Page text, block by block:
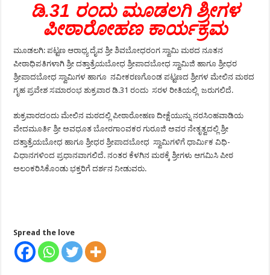
ಡಿ.31 ರಂದು ಮೂಡಲಗಿ ಶ್ರೀಗಳ
ಪೀಠಾರೋಹಣ ಕಾರ್ಯಕ್ರಮ
ಮೂಡಲಗಿ: ಪಟ್ಟಣ ಆರಾಧ್ಯ ದೈವ ಶ್ರೀ ಶಿವಬೋಧರಂಗ ಸ್ವಾಮಿ ಮಠದ ನೂತನ
ಪೀಠಾಧಿಪತಿಗಳಾಗಿ ಶ್ರೀ ದತ್ತಾತ್ರೆಯಬೋಧ ಶ್ರೀಪಾದಬೋಧ ಸ್ವಾಮಿಜಿ ಹಾಗೂ ಶ್ರೀಧರ
ಶ್ರೀಪಾದಬೋಧ ಸ್ವಾಮಿಗಳ ಹಾಗೂ ನವೀಕರಣಗೊಂಡ ಪಟ್ಟಣದ ಶ್ರೀಗಳ ಮೇಲಿನ ಮಠದ
ಗೃಹ ಪ್ರವೇಶ ಸಮಾರಂಭ ಶುಕ್ರವಾರ ಡಿ.31 ರಂದು ಸರಳ ರೀತಿಯಲ್ಲಿ ಜರುಗಲಿದೆ.
ಶುಕ್ರವಾರದಂದು ಮೇಲಿನ ಮಠದಲ್ಲಿ ಪೀಠಾರೋಹಣ ದೀಕ್ಷೆಯುನ್ನು ನರಸಿಂಹವಾಡಿಯ
ವೇದಮೂರ್ತಿ ಶ್ರೀ ಅವಧೂತ ಬೋರಗಾಂವಕರ ಗುರೂಜಿ ಅವರ ನೇತೃತ್ವದಲ್ಲಿ ಶ್ರೀ
ದತ್ತಾತ್ರೆಯಬೋಧ ಹಾಗೂ ಶ್ರೀಧರ ಶ್ರೀಪಾದಬೋಧ ಸ್ವಾಮಿಗಳಿಗೆ ಧಾರ್ಮಿಕ ವಿಧಿ-
ವಿಧಾನಗಳಿಂದ ಪ್ರಧಾನವಾಗಲಿದೆ. ನಂತರ ಕೆಳಗಿನ ಮಠಕ್ಕೆ ಶ್ರೀಗಳು ಆಗಮಿಸಿ ಪೀಠ
ಅಲಂಕರಿಸಿಕೊಂಡು ಭಕ್ತರಿಗೆ ದರ್ಶನ ನೀಡುವರು.
Spread the love